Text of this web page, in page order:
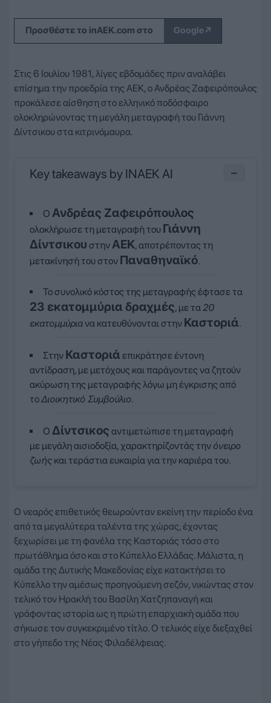
Προσθέστε το inAEK.com στο Google↗
Στις 6 Ιουλίου 1981, λίγες εβδομάδες πριν αναλάβει
επίσημα την προεδρία της ΑΕΚ, ο Ανδρέας Ζαφειρόπουλος
προκάλεσε αίσθηση στο ελληνικό ποδόσφαιρο
ολοκληρώνοντας τη μεγάλη μεταγραφή του Γιάννη
Δίντσικου στα κιτρινόμαυρα.
Key takeaways by INAEK AI −
Ο Ανδρέας Ζαφειρόπουλος
ολοκλήρωσε τη μεταγραφή του Γιάννη
Δίντσικου στηνΑΕΚ, αποτρέποντας τη
μετακίνησή του στον Παναθηναϊκό.
Το συνολικό κόστος της μεταγραφής έφτασε τα
23 εκατομμύρια δραχμές, με τα 20
εκατομμύριανα κατευθύνονται στην Καστοριά.
Στην Καστοριά επικράτησε έντονη
αντίδραση, με μετόχους και παράγοντες να ζητούν
ακύρωση της μεταγραφής λόγω μη έγκρισης από
τοΔιοικητικό Συμβούλιο.
Ο Δίντσικος αντιμετώπισε τη μεταγραφή
με μεγάλη αισιοδοξία, χαρακτηρίζοντάς την όνειρο
ζωής και τεράστια ευκαιρία για την καριέρα του.
Ο νεαρός επιθετικός θεωρούνταν εκείνη την περίοδο ένα
από τα μεγαλύτερα ταλέντα της χώρας, έχοντας
ξεχωρίσει με τη φανέλα της Καστοριάς τόσο στο
πρωτάθλημα όσο και στο Κύπελλο Ελλάδας. Μάλιστα, η
ομάδα της Δυτικής Μακεδονίας είχε κατακτήσει το
Κύπελλο την αμέσως προηγούμενη σεζόν, νικώντας στον
τελικό τον Ηρακλή του Βασίλη Χατζηπαναγή και
γράφοντας ιστορία ως η πρώτη επαρχιακή ομάδα που
σήκωσε τον συγκεκριμένο τίτλο. Ο τελικός είχε διεξαχθεί
στο γήπεδο της Νέας Φιλαδέλφειας.